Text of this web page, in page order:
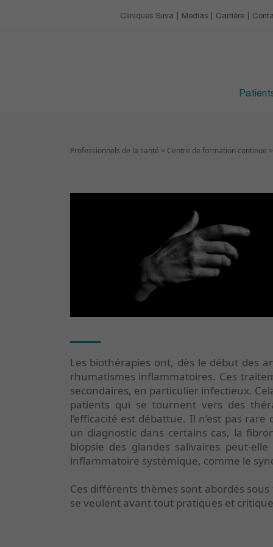
Cliniques Suva Medias Carrière
Professionnels de la santé > Centre de formation continue >
Les biothérapies ont, dès le début des
rhumatismes inflammatoires. Ces
secondaires, en particulier infectieux.
patients qui se tournent vers des
l’efficacité est débattue. Il n’est pas
un diagnostic dans certains cas, la
biopsie des glandes salivaires peut-
inflammatoire systémique, comme le
Ces différents thèmes sont abordés
se veulent avant tout pratiques et